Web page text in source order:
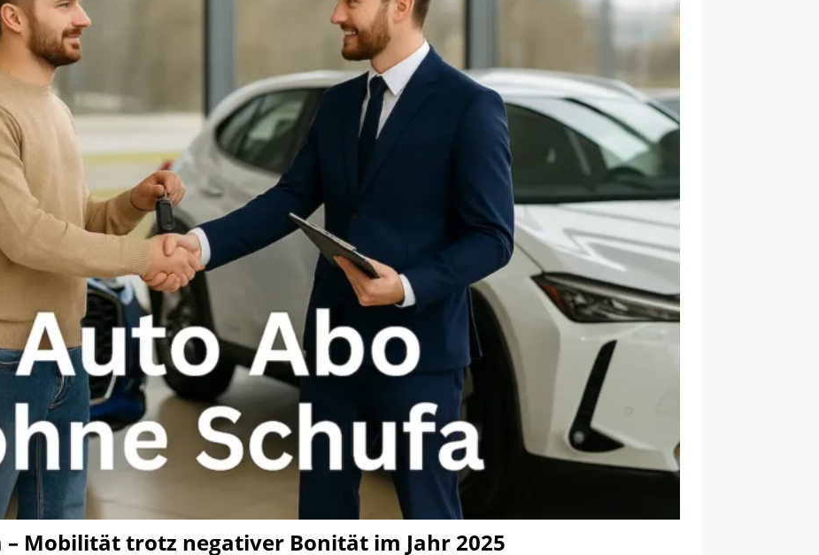
– Mobilität trotz negativer Bonität im Jahr 2025